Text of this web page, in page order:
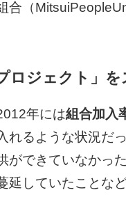
合（
ロジェクト」
年には組合加入
れるような状況だ
ができていなかっ
延していたことな